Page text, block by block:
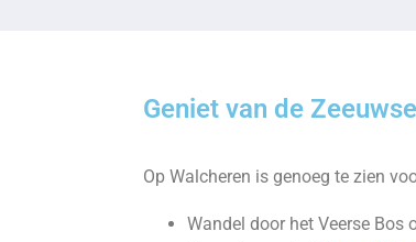
Geniet van de
Op Walcheren is genoeg te zien
Wandel door het Veerse Bos